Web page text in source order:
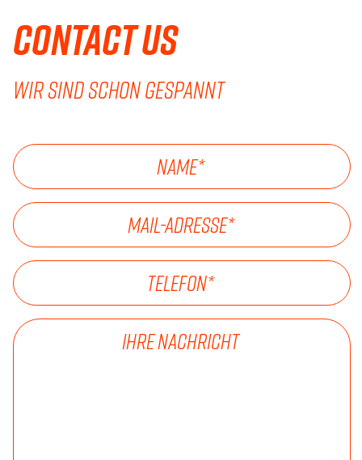
Contact us
WIR SIND SCHON GESPANNT
NAME*
MAIL-ADRESSE*
TELEFON*
IHRE NACHRICHT